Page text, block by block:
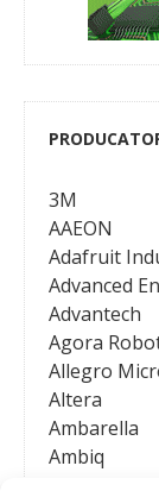
3M
AAEON
Adafruit
Advanced
Advantech
Agora
Allegro
Altera
Ambarella
Ambiq